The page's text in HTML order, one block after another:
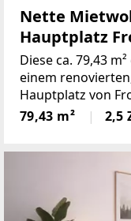
Nette
Hauptplatz
Diese ca. 79,43
einem
Hauptplatz von
sich in einen
Abstellraum. Im
79,43 m² 2,5